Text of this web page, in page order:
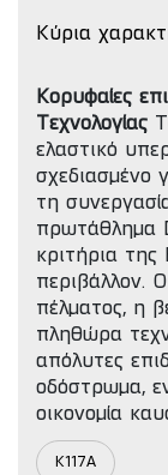
Κύρια
Κορυφαίες
Τεχνολογίας
ελαστικό
σχεδιασμένο
τη
πρωτάθλημα
κριτήρια της
περιβάλλον.
πέλματος, η
πληθώρα
απόλυτες
οδόστρωμα,
οικονομία
K117A